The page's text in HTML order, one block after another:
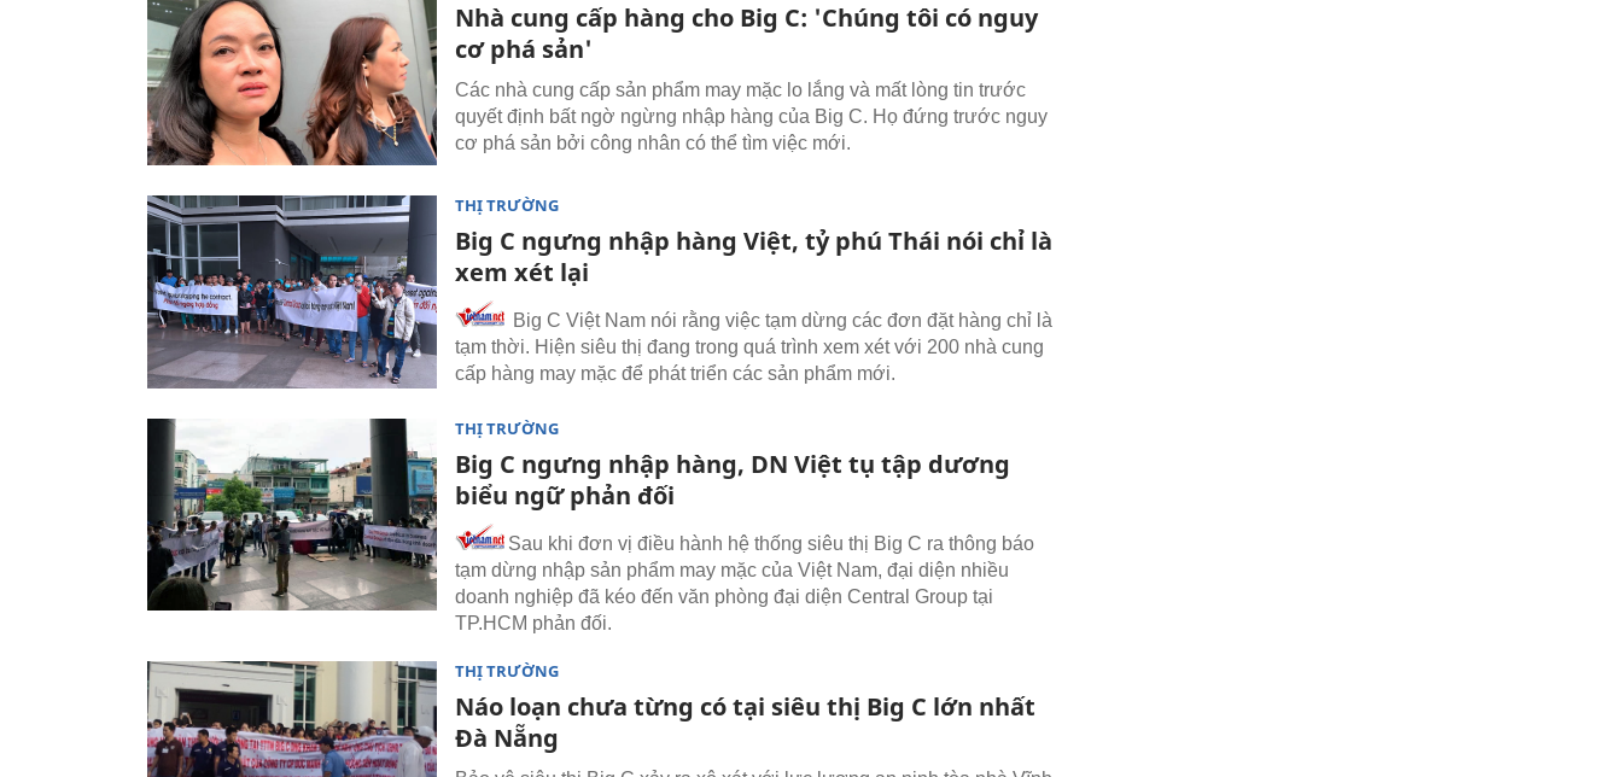
Nhà cung cấp hàng cho Big C: 'Chúng tôi có nguy
cơ phá sản'
Các nhà cung cấp sản phẩm may mặc lo lắng và mất lòng tin trước
quyết định bất ngờ ngừng nhập hàng của Big C. Họ đứng trước nguy
cơ phá sản bởi công nhân có thể tìm việc mới.
THỊ TRƯỜNG
Big C ngưng nhập hàng Việt, tỷ phú Thái nói chỉ là
xem xét lại
Big C Việt Nam nói rằng việc tạm dừng các đơn đặt hàng chỉ là
tạm thời. Hiện siêu thị đang trong quá trình xem xét với 200 nhà cung
cấp hàng may mặc để phát triển các sản phẩm mới.
THỊ TRƯỜNG
Big C ngưng nhập hàng, DN Việt tụ tập dương
biểu ngữ phản đối
Sau khi đơn vị điều hành hệ thống siêu thị Big C ra thông báo
tạm dừng nhập sản phẩm may mặc của Việt Nam, đại diện nhiều
doanh nghiệp đã kéo đến văn phòng đại diện Central Group tại
TP.HCM phản đối.
THỊ TRƯỜNG
Náo loạn chưa từng có tại siêu thị Big C lớn nhất
Đà Nẵng